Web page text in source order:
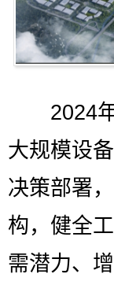
2024年
大规模设
决策部署
构，健全
需潜力、